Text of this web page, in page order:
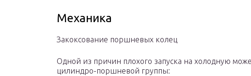
Механика
Закоксование поршневых колец
Одной из причин плохого запуска на холодную
цилиндро-поршневой группы: